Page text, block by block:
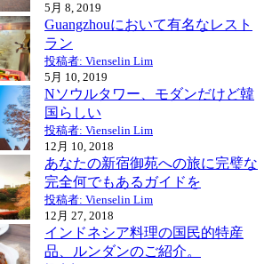
5月 8, 2019
Guangzhouにおいて有名なレスト
ラン
投稿者: Vienselin Lim
5月 10, 2019
Nソウルタワー、モダンだけど韓
国らしい
投稿者: Vienselin Lim
12月 10, 2018
あなたの新宿御苑への旅に完璧な
完全何でもあるガイドを
投稿者: Vienselin Lim
12月 27, 2018
インドネシア料理の国民的特産
品、ルンダンのご紹介。